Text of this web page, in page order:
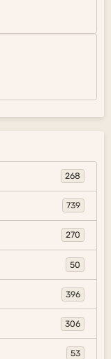
268
739
270
50
396
306
53